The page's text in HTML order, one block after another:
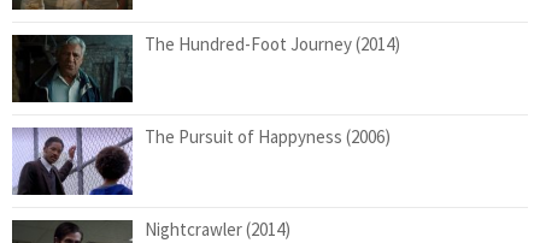
The Hundred-Foot Journey (2014)
The Pursuit of Happyness (2006)
Nightcrawler (2014)